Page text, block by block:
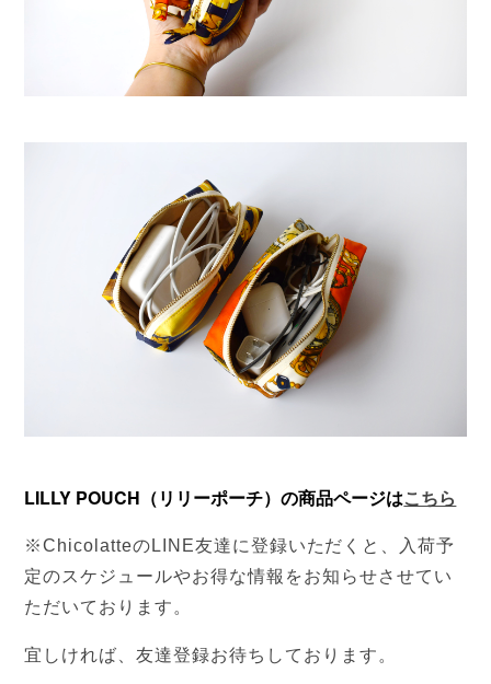
LILLY POUCH（リリーポーチ）の商品ページはこちら
※ChicolatteのLINE友達に登録いただくと、入荷予
定のスケジュールやお得な情報をお知らせさせてい
ただいております。
宜しければ、友達登録お待ちしております。